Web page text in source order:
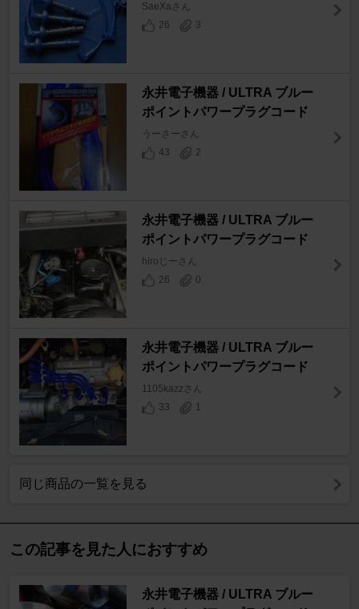
SaeXaさん
26
3
永井電子機器 / ULTRA ブルー
ポイントパワープラグコード
うーさーさん
43
2
永井電子機器 / ULTRA ブルー
ポイントパワープラグコード
hiroじーさん
26
0
永井電子機器 / ULTRA ブルー
ポイントパワープラグコード
1105kazzさん
33
1
同じ商品の一覧を見る
この記事を見た人におすすめ
永井電子機器 / ULTRA ブルー